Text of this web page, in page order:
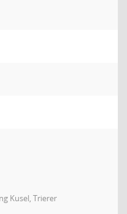
Kusel, Trierer